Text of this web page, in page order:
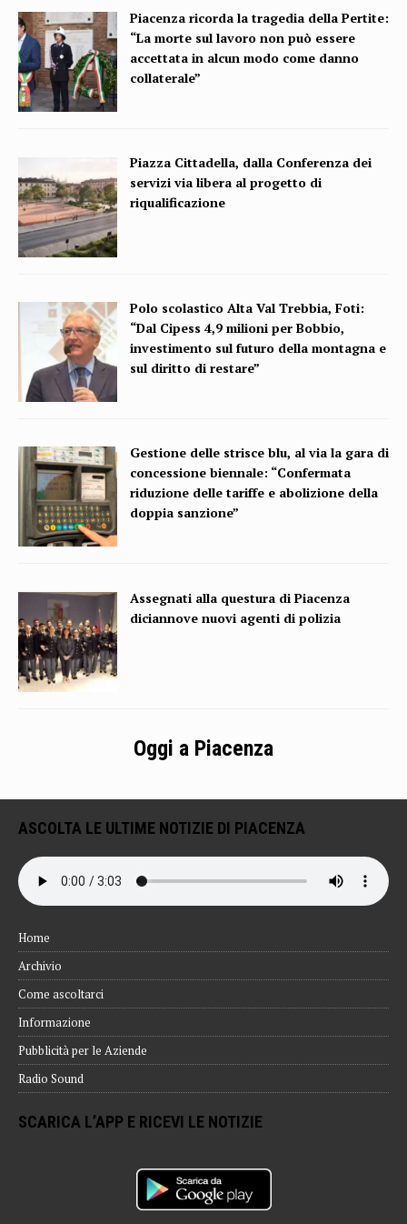
Piacenza ricorda la tragedia della Pertite:
“La morte sul lavoro non può essere
accettata in alcun modo come danno
collaterale”
Piazza Cittadella, dalla Conferenza dei
servizi via libera al progetto di
riqualificazione
Polo scolastico Alta Val Trebbia, Foti:
“Dal Cipess 4,9 milioni per Bobbio,
investimento sul futuro della montagna e
sul diritto di restare”
Gestione delle strisce blu, al via la gara di
concessione biennale: “Confermata
riduzione delle tariffe e abolizione della
doppia sanzione”
Assegnati alla questura di Piacenza
diciannove nuovi agenti di polizia
Oggi a Piacenza
ASCOLTA LE ULTIME NOTIZIE DI PIACENZA
Home
Archivio
Come ascoltarci
Informazione
Pubblicità per le Aziende
Radio Sound
SCARICA L’APP E RICEVI LE NOTIZIE